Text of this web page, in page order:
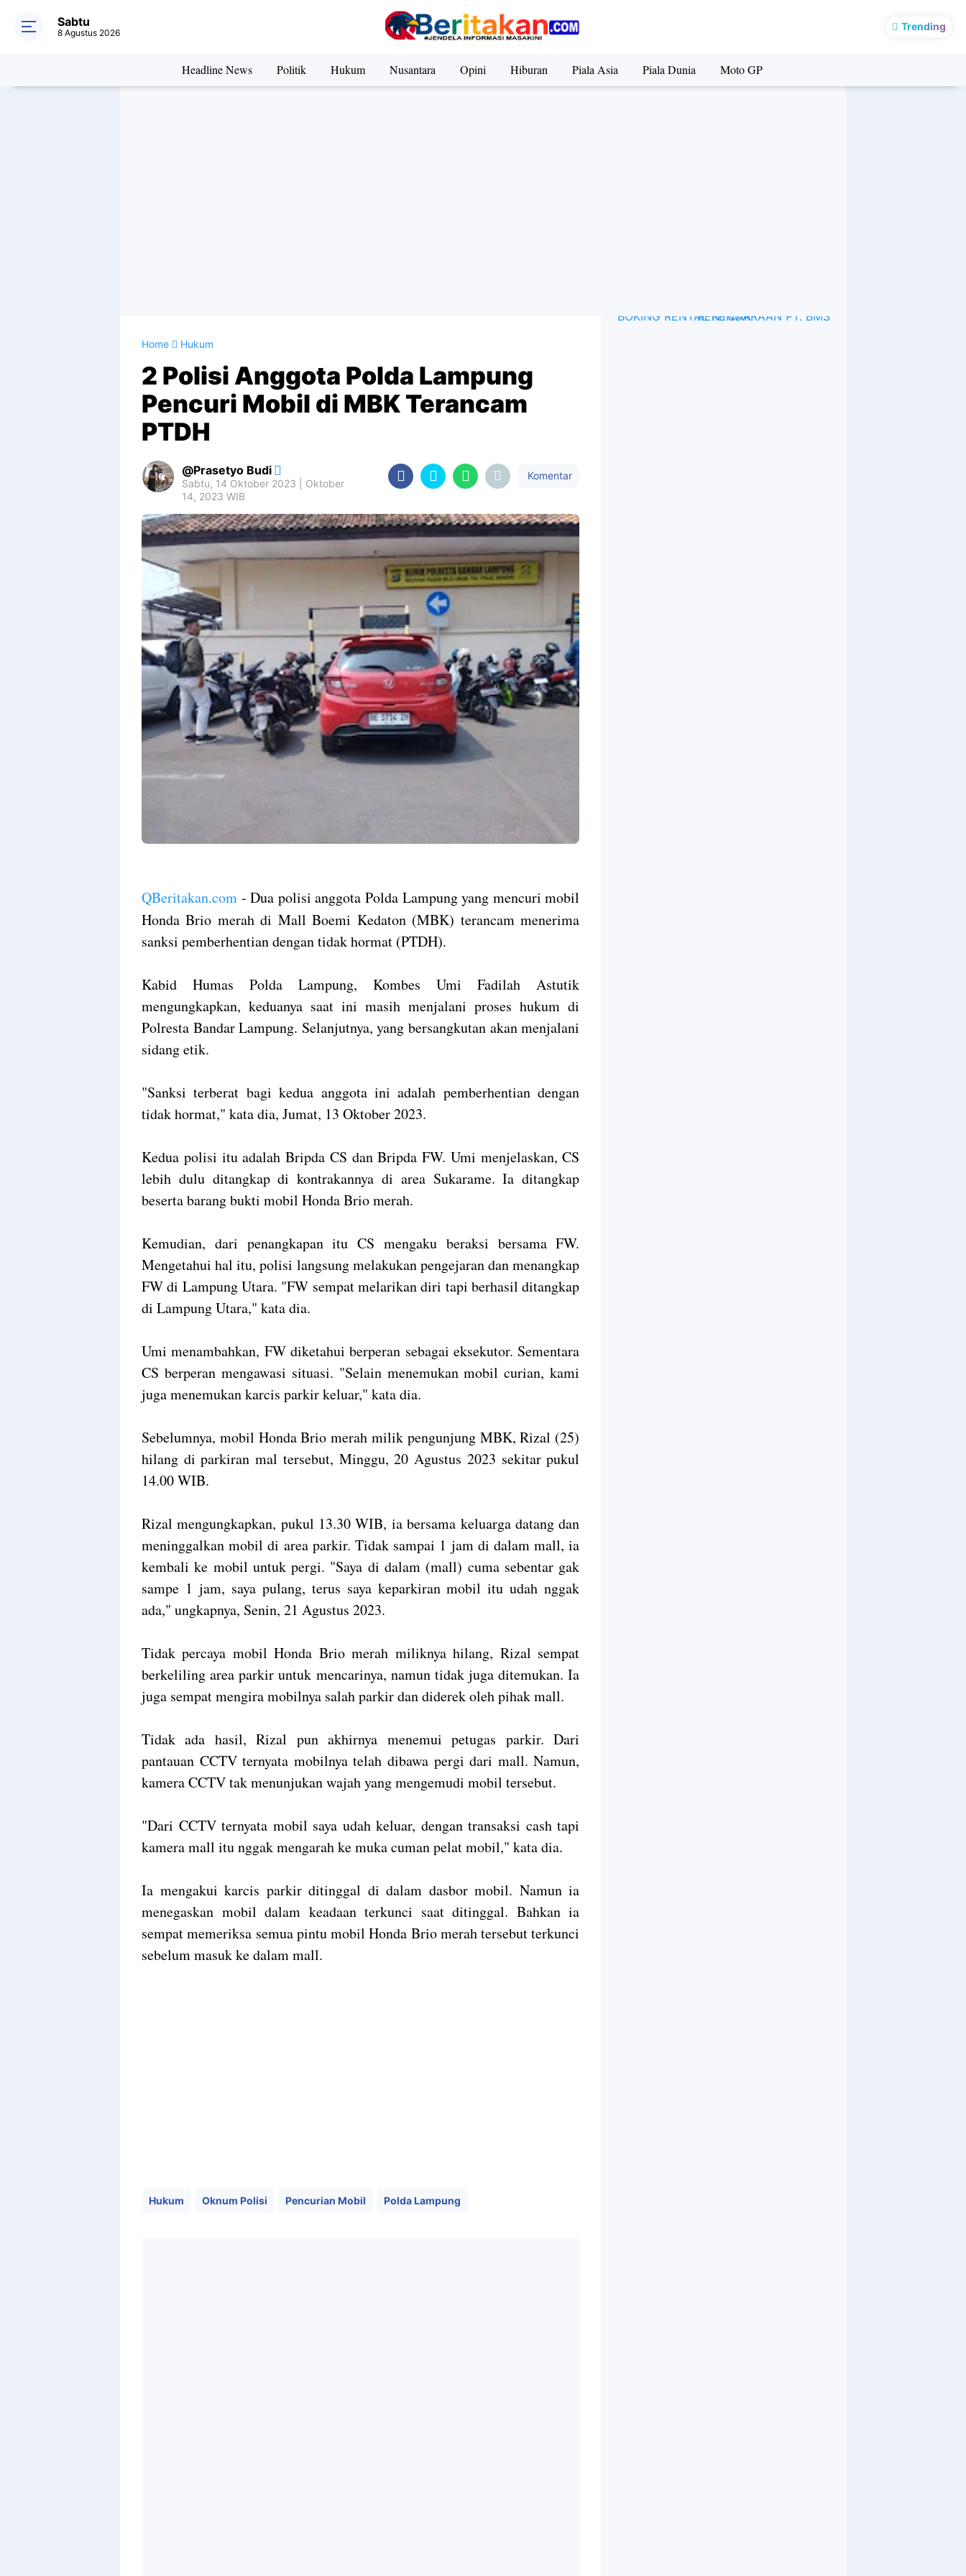
Trending
Sabtu
8 Agustus 2026
Headline News Politik Hukum Nusantara Opini Hiburan Piala Asia Piala Dunia Moto GP
Home Hukum
2 Polisi Anggota Polda Lampung
Pencuri Mobil di MBK Terancam
PTDH
Prasetyo Budi
Sabtu, 14 Oktober 2023 | Oktober
14, 2023 WIB
Komentar
QBeritakan.com - Dua polisi anggota Polda Lampung yang mencuri mobil
Honda Brio merah di Mall Boemi Kedaton (MBK) terancam menerima
sanksi pemberhentian dengan tidak hormat (PTDH).
Kabid Humas Polda Lampung, Kombes Umi Fadilah Astutik
mengungkapkan, keduanya saat ini masih menjalani proses hukum di
Polresta Bandar Lampung. Selanjutnya, yang bersangkutan akan menjalani
sidang etik.
"Sanksi terberat bagi kedua anggota ini adalah pemberhentian dengan
tidak hormat," kata dia, Jumat, 13 Oktober 2023.
Kedua polisi itu adalah Bripda CS dan Bripda FW. Umi menjelaskan, CS
lebih dulu ditangkap di kontrakannya di area Sukarame. Ia ditangkap
beserta barang bukti mobil Honda Brio merah.
Kemudian, dari penangkapan itu CS mengaku beraksi bersama FW.
Mengetahui hal itu, polisi langsung melakukan pengejaran dan menangkap
FW di Lampung Utara. "FW sempat melarikan diri tapi berhasil ditangkap
di Lampung Utara," kata dia.
Umi menambahkan, FW diketahui berperan sebagai eksekutor. Sementara
CS berperan mengawasi situasi. "Selain menemukan mobil curian, kami
juga menemukan karcis parkir keluar," kata dia.
Sebelumnya, mobil Honda Brio merah milik pengunjung MBK, Rizal (25)
hilang di parkiran mal tersebut, Minggu, 20 Agustus 2023 sekitar pukul
14.00 WIB.
Rizal mengungkapkan, pukul 13.30 WIB, ia bersama keluarga datang dan
meninggalkan mobil di area parkir. Tidak sampai 1 jam di dalam mall, ia
kembali ke mobil untuk pergi. "Saya di dalam (mall) cuma sebentar gak
sampe 1 jam, saya pulang, terus saya keparkiran mobil itu udah nggak
ada," ungkapnya, Senin, 21 Agustus 2023.
Tidak percaya mobil Honda Brio merah miliknya hilang, Rizal sempat
berkeliling area parkir untuk mencarinya, namun tidak juga ditemukan. Ia
juga sempat mengira mobilnya salah parkir dan diderek oleh pihak mall.
Tidak ada hasil, Rizal pun akhirnya menemui petugas parkir. Dari
pantauan CCTV ternyata mobilnya telah dibawa pergi dari mall. Namun,
kamera CCTV tak menunjukan wajah yang mengemudi mobil tersebut.
"Dari CCTV ternyata mobil saya udah keluar, dengan transaksi cash tapi
kamera mall itu nggak mengarah ke muka cuman pelat mobil," kata dia.
Ia mengakui karcis parkir ditinggal di dalam dasbor mobil. Namun ia
menegaskan mobil dalam keadaan terkunci saat ditinggal. Bahkan ia
sempat memeriksa semua pintu mobil Honda Brio merah tersebut terkunci
sebelum masuk ke dalam mall.
Hukum Oknum Polisi Pencurian Mobil Polda Lampung
2 Polisi Anggota Polda Lampung Pencuri Mobil di MBK Terancam PTDH
BOKING RENTAL KENDARAAN PT. BMS RENTCAR